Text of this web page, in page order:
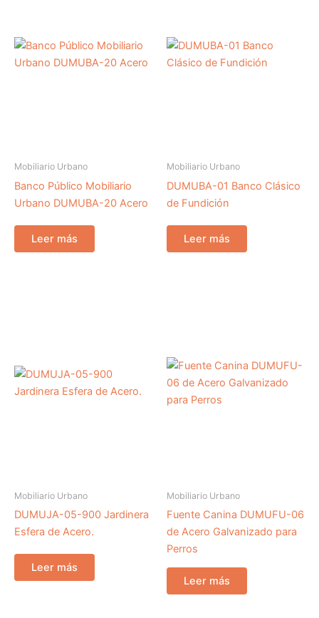
Mobiliario Urbano
Banco Público Mobiliario
Urbano DUMUBA-20 Acero
Leer más
Mobiliario Urbano
DUMUBA-01 Banco Clásico
de Fundición
Leer más
Mobiliario Urbano
DUMUJA-05-900 Jardinera
Esfera de Acero.
Leer más
Mobiliario Urbano
Fuente Canina DUMUFU-06
de Acero Galvanizado para
Perros
Leer más